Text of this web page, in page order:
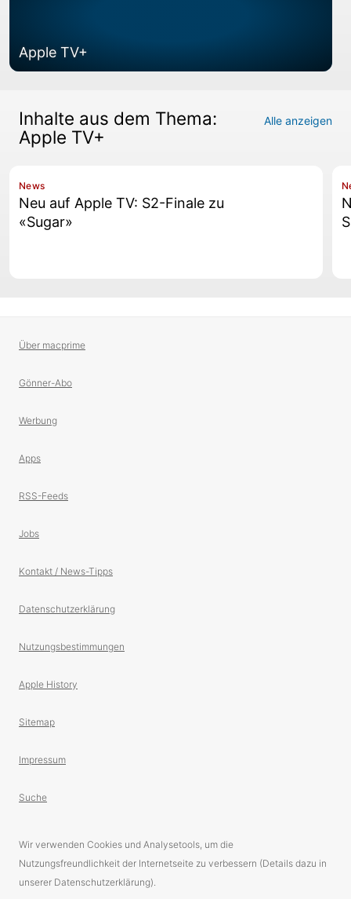
Apple TV+
Inhalte aus dem Thema:
Apple TV+
Alle anzeigen
News
Neu auf Apple TV: S2-Finale zu
«Sugar»
Über macprime
Gönner-Abo
Werbung
Apps
RSS-Feeds
Jobs
Kontakt / News-Tipps
Datenschutzerklärung
Nutzungsbestimmungen
Apple History
Sitemap
Impressum
Suche
Wir verwenden Cookies und Analysetools, um die
Nutzungsfreundlichkeit der Internetseite zu verbessern (Details dazu in
unserer Datenschutzerklärung).